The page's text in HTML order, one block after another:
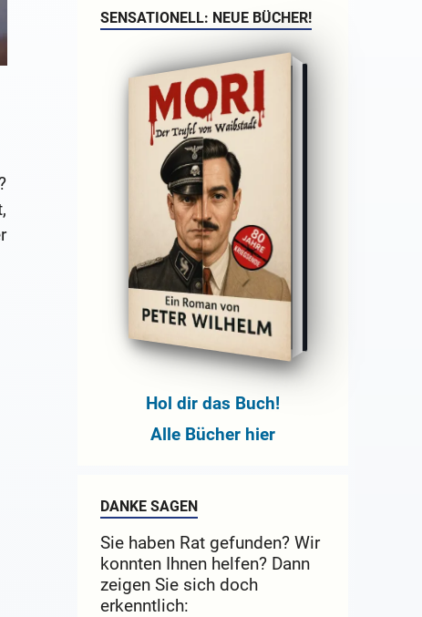
SENSATIONELL: NEUE BÜCHER!
Hol dir das Buch!
Alle Bücher hier
DANKE SAGEN
Sie haben Rat gefunden? Wir
konnten Ihnen helfen? Dann
zeigen Sie sich doch
erkenntlich: